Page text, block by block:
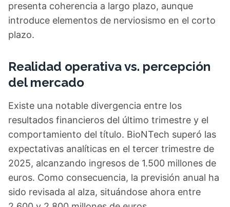
presenta coherencia a largo plazo, aunque
introduce elementos de nerviosismo en el corto
plazo.
Realidad operativa vs. percepción
del mercado
Existe una notable divergencia entre los
resultados financieros del último trimestre y el
comportamiento del título. BioNTech superó las
expectativas analíticas en el tercer trimestre de
2025, alcanzando ingresos de 1.500 millones de
euros. Como consecuencia, la previsión anual ha
sido revisada al alza, situándose ahora entre